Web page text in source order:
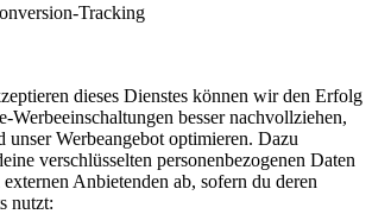
Tracking
dieses Dienstes können wir den Erfolg
Werbeeinschaltungen besser nachvollziehen,
unser Werbeangebot optimieren. Dazu
verschlüsselten personenbezogenen Daten
Anbietenden ab, sofern du deren
nutzt: